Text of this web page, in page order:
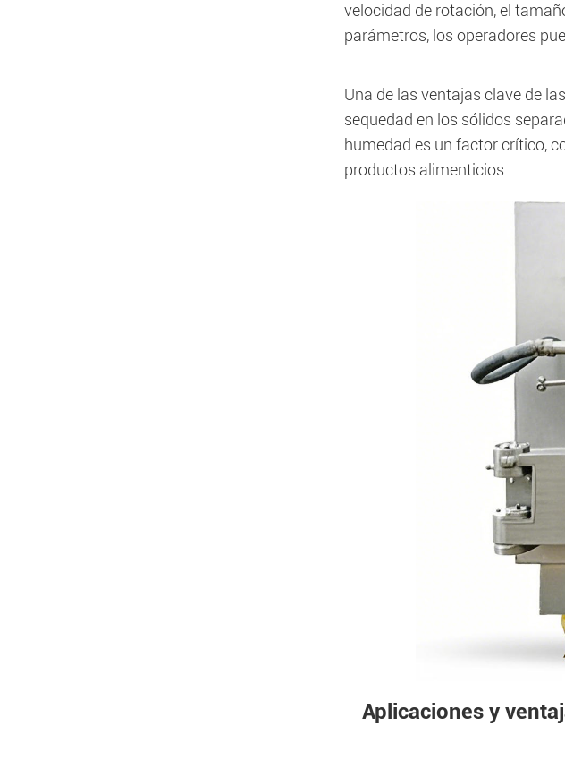
velocidad de rotación, el
parámetros, los operadores
Una de las ventajas clave de
sequedad en los sólidos
humedad es un factor crítico,
productos alimenticios.
Aplicaciones y